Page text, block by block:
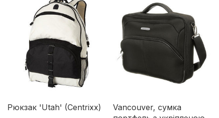
Рюкзак 'Utah' (Centrixx)
Vancouver, сумка